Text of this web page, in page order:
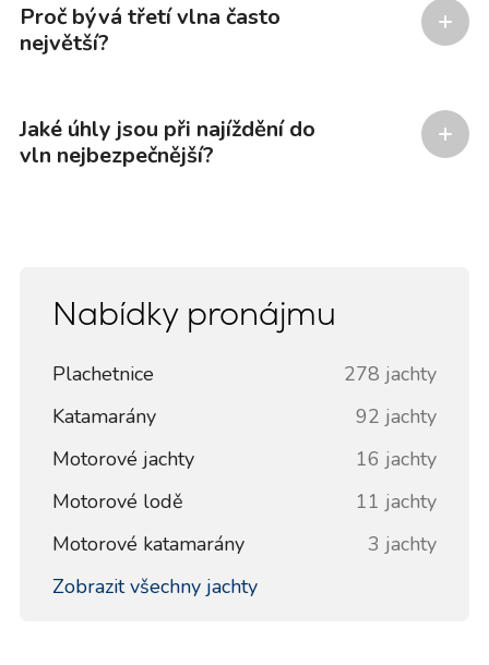
Proč bývá třetí vlna často
největší?
Jaké úhly jsou při najíždění do
vln nejbezpečnější?
Nabídky pronájmu
Plachetnice
278 jachty
Katamarány
92 jachty
Motorové jachty
16 jachty
Motorové lodě
11 jachty
Motorové katamarány
3 jachty
Zobrazit všechny jachty